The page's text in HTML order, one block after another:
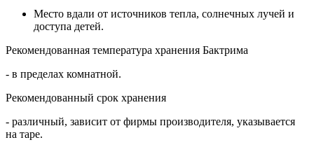
Место вдали от источников тепла, солнечных лучей и
доступа детей.
Рекомендованная температура хранения Бактрима
- в пределах комнатной.
Рекомендованный срок хранения
- различный, зависит от фирмы производителя, указывается
на таре.